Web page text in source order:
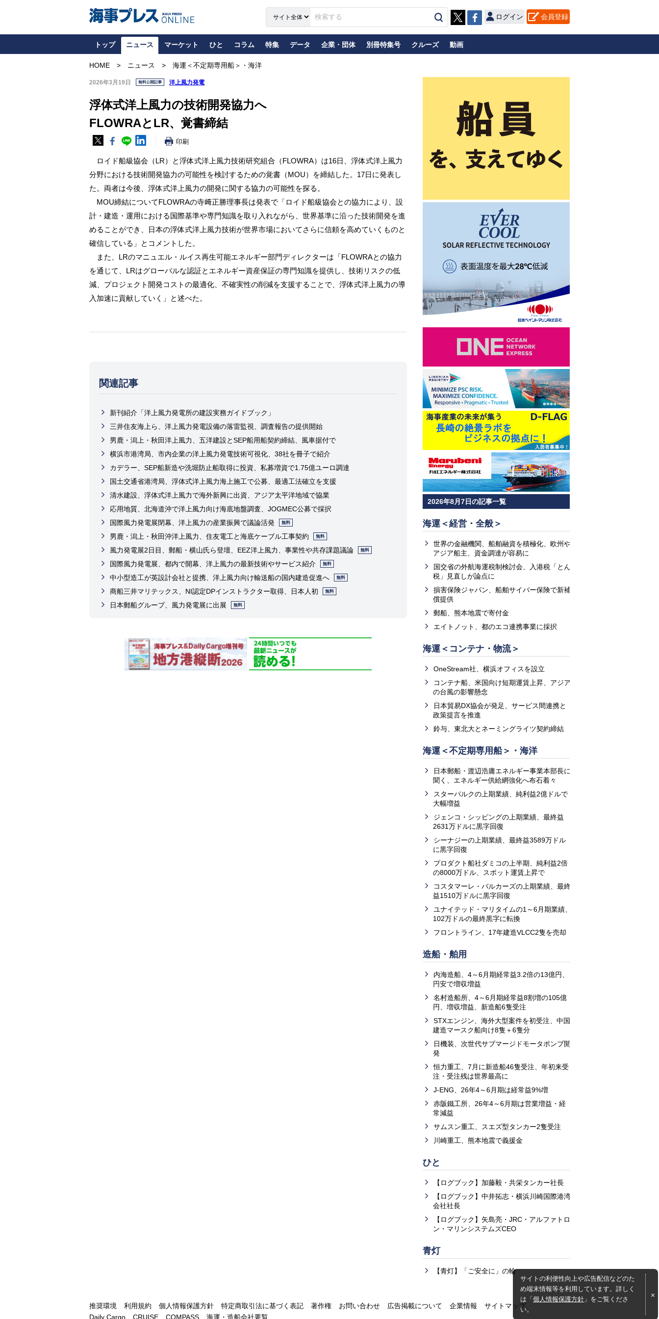
ログイン 会員登録
トップ ニュース マーケット ひと コラム 特集 データ 企業・団体 別冊特集号 クルーズ 動画
HOME ニュース 海運＜不定期専用船＞・海洋
2026年3月19日 無料公開記事 洋上風力発電
浮体式洋上風力の技術開発協力へ
FLOWRAとLR、覚書締結
印刷
ロイド船級協会（LR）と浮体式洋上風力技術研究組合（FLOWRA）は16日、浮体式洋上風力
分野における技術開発協力の可能性を検討するための覚書（MOU）を締結した。17日に発表し
た。両者は今後、浮体式洋上風力の開発に関する協力の可能性を探る。
MOU締結についてFLOWRAの寺﨑正勝理事長は発表で「ロイド船級協会との協力により、設
計・建造・運用における国際基準や専門知識を取り入れながら、世界基準に沿った技術開発を進
めることができ、日本の浮体式洋上風力技術が世界市場においてさらに信頼を高めていくものと
確信している」とコメントした。
また、LRのマニュエル・ルイス再生可能エネルギー部門ディレクターは「FLOWRAとの協力
を通じて、LRはグローバルな認証とエネルギー資産保証の専門知識を提供し、技術リスクの低
減、プロジェクト開発コストの最適化、不確実性の削減を支援することで、浮体式洋上風力の導
入加速に貢献していく」と述べた。
関連記事
新刊紹介「洋上風力発電所の建設実務ガイドブック」
三井住友海上ら、洋上風力発電設備の落雷監視、調査報告の提供開始
男鹿・潟上・秋田洋上風力、五洋建設とSEP船用船契約締結、風車据付で
横浜市港湾局、市内企業の洋上風力発電技術可視化、38社を冊子で紹介
カデラー、SEP船新造や洗堀防止船取得に投資、私募増資で1.75億ユーロ調達
国土交通省港湾局、浮体式洋上風力海上施工で公募、最適工法確立を支援
清水建設、浮体式洋上風力で海外新興に出資、アジア太平洋地域で協業
応用地質、北海道沖で洋上風力向け海底地盤調査、JOGMEC公募で採択
国際風力発電展閉幕、洋上風力の産業振興で議論活発
無料
男鹿・潟上・秋田沖洋上風力、住友電工と海底ケーブル工事契約 無料
風力発電展2日目、郵船・横山氏ら登壇、EEZ洋上風力、事業性や共存課題議論 無料
国際風力発電展、都内で開幕、洋上風力の最新技術やサービス紹介 無料
中小型造工が英設計会社と提携、洋上風力向け輸送船の国内建造促進へ 無料
商船三井マリテックス、NI認定DPインストラクター取得、日本人初 無料
日本郵船グループ、風力発電展に出展 無料
2026年8月7日の記事一覧
海運＜経営・全般＞
世界の金融機関、船舶融資を積極化、欧州や
アジア船主、資金調達が容易に
国交省の外航海運税制検討会、入港税「とん
税」見直しが論点に
損害保険ジャパン、船舶サイバー保険で新補
償提供
郵船、熊本地震で寄付金
エイトノット、都のエコ連携事業に採択
海運＜コンテナ・物流＞
OneStream社、横浜オフィスを設立
コンテナ船、米国向け短期運賃上昇、アジア
の台風の影響懸念
日本貿易DX協会が発足、サービス間連携と
政策提言を推進
鈴与、東北大とネーミングライツ契約締結
海運＜不定期専用船＞・海洋
日本郵船・渡辺浩庸エネルギー事業本部長に
聞く、エネルギー供給網強化へ布石着々
スターバルクの上期業績、純利益2億ドルで
大幅増益
ジェンコ・シッピングの上期業績、最終益
2631万ドルに黒字回復
シーナジーの上期業績、最終益3589万ドル
に黒字回復
プロダクト船社ダミコの上半期、純利益2倍
の8000万ドル、スポット運賃上昇で
コスタマーレ・バルカーズの上期業績、最終
益1510万ドルに黒字回復
ユナイテッド・マリタイムの1～6月期業績、
102万ドルの最終黒字に転換
フロントライン、17年建造VLCC2隻を売却
造船・舶用
内海造船、4～6月期経常益3.2倍の13億円、
円安で増収増益
名村造船所、4～6月期経常益8割増の105億
円、増収増益、新造船6隻受注
STXエンジン、海外大型案件を初受注、中国
建造マースク船向け8隻＋6隻分
日機装、次世代サブマージドモータポンプ開
発
恒力重工、7月に新造船46隻受注、年初来受
注・受注残は世界最高に
J-ENG、26年4～6月期は経常益9%増
赤阪鐵工所、26年4～6月期は営業増益・経
常減益
サムスン重工、スエズ型タンカー2隻受注
川崎重工、熊本地震で義援金
ひと
【ログブック】加藤毅・共栄タンカー社長
【ログブック】中井拓志・横浜川崎国際港湾
会社社長
【ログブック】矢島亮・JRC・アルファトロ
ン・マリンシステムズCEO
青灯
【青灯】「ご安全に」の輪
サイトの利便性向上や広告配信などのた
め端末情報等を利用しています。詳しく
は「個人情報保護方針 」をご覧くださ
い。
推奨環境 利用規約 個人情報保護方針 特定商取引法に基づく表記 著作権 お問い合わせ 広告掲載について 企業情報
サイトマップ
Daily Cargo
CRUISE COMPASS 海運・造船会社要覧